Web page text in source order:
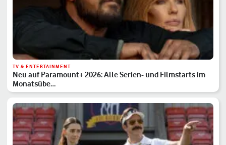
TV & ENTERTAINMENT
Neu auf Paramount+ 2026: Alle Serien- und Filmstarts im
Monatsübe…